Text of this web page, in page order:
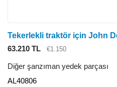
63.210 TL €1.150
Diğer şanzıman yedek parçası
AL40806